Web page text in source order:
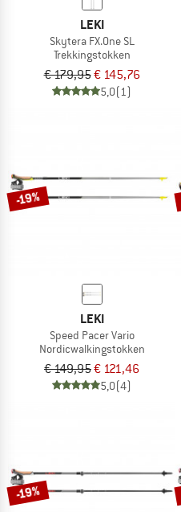
LEKI
Skytera FX.One SL
Trekkingstokken
€ 179,95€ 145,76
5,0(1)
-19%
LEKI
Speed Pacer Vario
Nordicwalkingstokken
€ 149,95€ 121,46
5,0(4)
-19%